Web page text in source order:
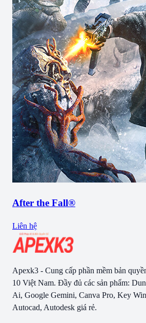
After the Fall®
Liên hệ
Apexk3 - Cung cấp phần mềm bản
10 Việt Nam. Đầy đủ các sản phẩm:
Ai, Google Gemini, Canva Pro, Key
Autocad, Autodesk giá rẻ.